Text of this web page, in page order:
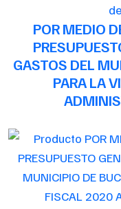
POR MEDIO
GASTOS DEL
PARA LA